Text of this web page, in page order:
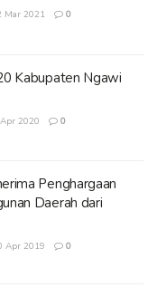
Mar 2021 0
Kabupaten Ngawi
2020 0
Penghargaan
Daerah dari
Apr 2019 0